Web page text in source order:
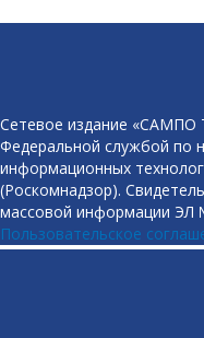
Сетевое издание «САМПО
Федеральной службой по
информационных
(Роскомнадзор).
массовой информации ЭЛ
Пользовательское